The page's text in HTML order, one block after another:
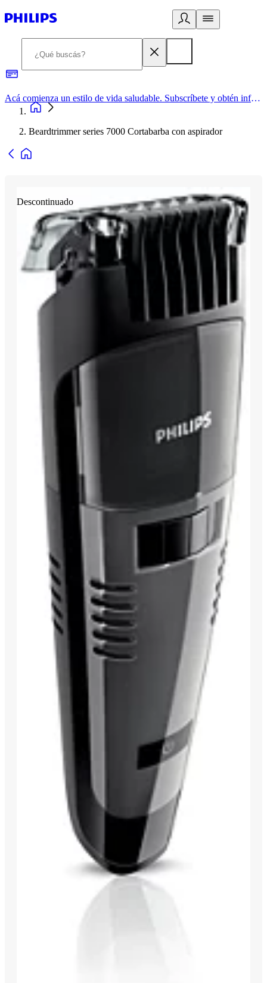
Acá comienza un estilo de vida saludable. Subscríbete y obtén información de primera mano
Beardtrimmer series 7000 Cortabarba con aspirador
Descontinuado